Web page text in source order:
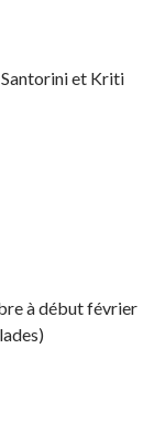
et Kriti
à début février